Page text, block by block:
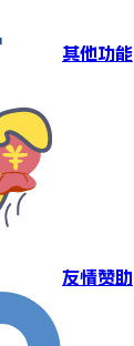
其他功能
友情赞助